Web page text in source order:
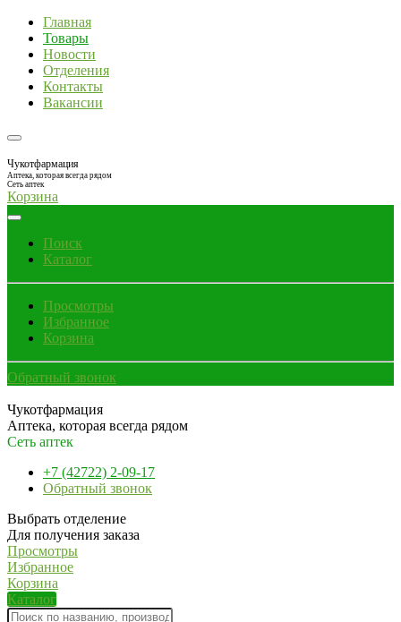
Главная
Товары
Новости
Отделения
Контакты
Вакансии
Чукотфармация
Аптека, которая всегда рядом
Сеть аптек
Корзина
Поиск
Каталог
Просмотры
Избранное
Корзина
Обратный звонок
Чукотфармация
Аптека, которая всегда рядом
Сеть аптек
+7 (42722) 2-09-17
Обратный звонок
Выбрать отделение
Для получения заказа
Просмотры
Избранное
Корзина
Каталог